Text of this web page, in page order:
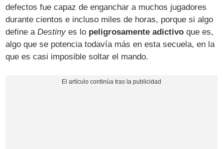
defectos fue capaz de enganchar a muchos jugadores
durante cientos e incluso miles de horas, porque si algo
define aDestiny es lo peligrosamente adictivo que es,
algo que se potencia todavía más en esta secuela, en la
que es casi imposible soltar el mando.